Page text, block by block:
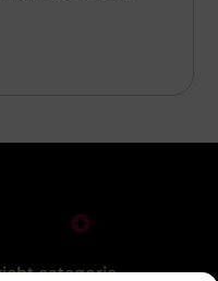
categorie